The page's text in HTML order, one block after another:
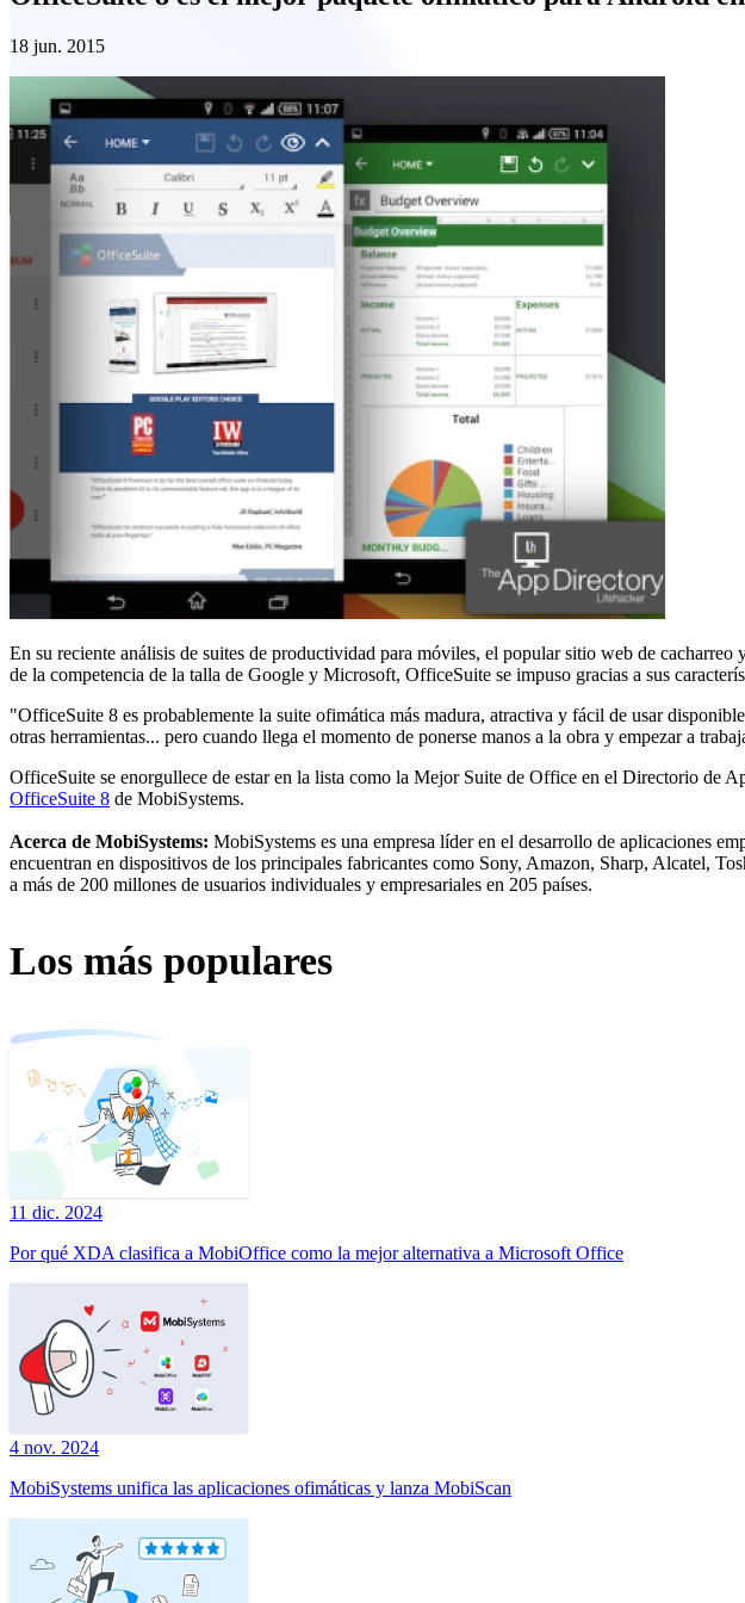
18 jun. 2015
En su reciente análisis de suites de productividad para móviles, el popular sitio web de
de la competencia de la talla de Google y Microsoft, OfficeSuite se impuso gracias a sus
"OfficeSuite 8 es probablemente la suite ofimática más madura, atractiva y fácil de usar
otras herramientas... pero cuando llega el momento de ponerse manos a la obra y empezar a
OfficeSuite se enorgullece de estar en la lista como la Mejor Suite de Office en el Directorio de
OfficeSuite 8 de MobiSystems.
Acerca de MobiSystems: MobiSystems es una empresa líder en el desarrollo de aplicaciones
encuentran en dispositivos de los principales fabricantes como Sony, Amazon, Sharp, Alcatel,
a más de 200 millones de usuarios individuales y empresariales en 205 países.
Los más populares
11 dic. 2024
Por qué XDA clasifica a MobiOffice como la mejor alternativa a Microsoft Office
4 nov. 2024
MobiSystems unifica las aplicaciones ofimáticas y lanza MobiScan